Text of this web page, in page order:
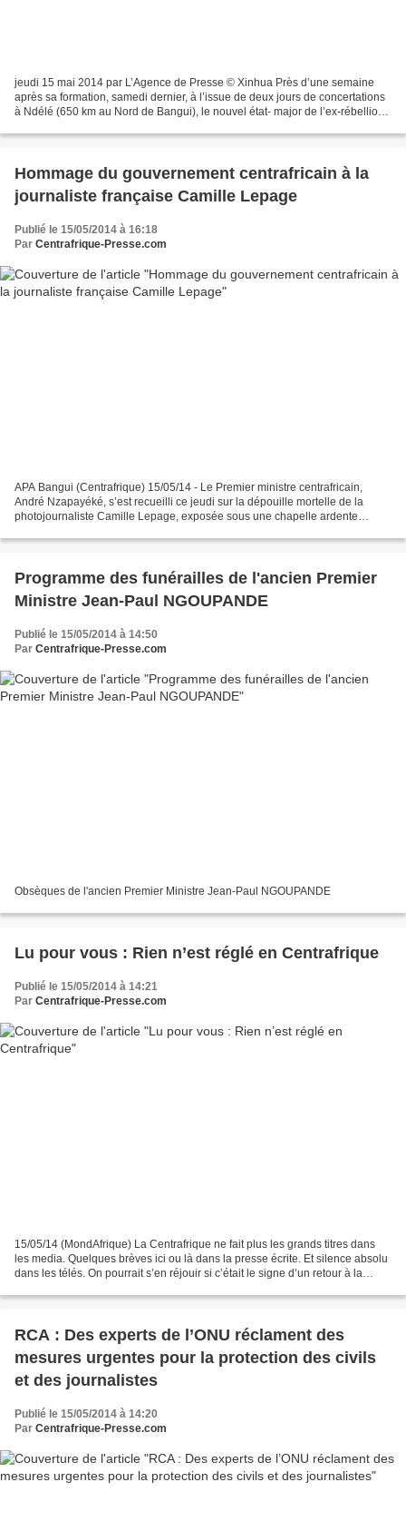
jeudi 15 mai 2014 par L’Agence de Presse © Xinhua Près d’une semaine
après sa formation, samedi dernier, à l’issue de deux jours de concertations
à Ndélé (650 km au Nord de Bangui), le nouvel état- major de l’ex-rébellion
Hommage du gouvernement centrafricain à la
journaliste française Camille Lepage
Publié le 15/05/2014 à 16:18
Par Centrafrique-Presse.com
APA Bangui (Centrafrique) 15/05/14 - Le Premier ministre centrafricain,
André Nzapayéké, s’est recueilli ce jeudi sur la dépouille mortelle de la
photojournaliste Camille Lepage, exposée sous une chapelle ardente
Programme des funérailles de l'ancien Premier
Ministre Jean-Paul NGOUPANDE
Publié le 15/05/2014 à 14:50
Par Centrafrique-Presse.com
Obsèques de l'ancien Premier Ministre Jean-Paul NGOUPANDE
Lu pour vous : Rien n’est réglé en Centrafrique
Publié le 15/05/2014 à 14:21
Par Centrafrique-Presse.com
15/05/14 (MondAfrique) La Centrafrique ne fait plus les grands titres dans
les media. Quelques brèves ici ou là dans la presse écrite. Et silence absolu
dans les télés. On pourrait s’en réjouir si c’était le signe d’un retour à la
RCA : Des experts de l’ONU réclament des
mesures urgentes pour la protection des civils
et des journalistes
Publié le 15/05/2014 à 14:20
Par Centrafrique-Presse.com